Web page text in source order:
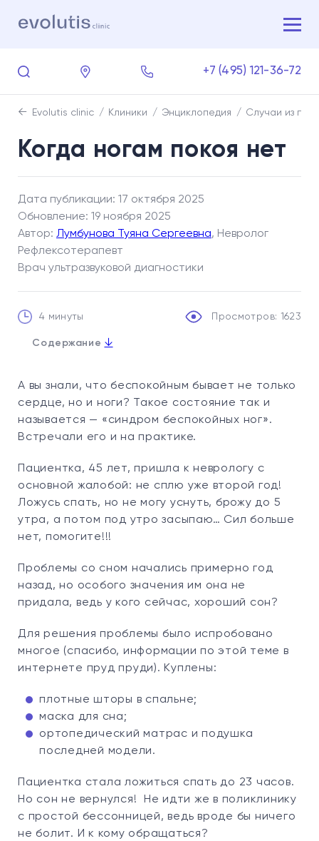
+7 (495) 121-36-72
Evolutis clinic Клиники Энциклопедия Случаи из
Когда ногам покоя нет
Дата публикации: 17 октября 2025
Обновление: 19 ноября 2025
Автор: Лумбунова Туяна Сергеевна, Невролог
Рефлексотерапевт
Врач ультразвуковой диагностики
4 минуты Просмотров: 1623
Содержание ↓
А вы знали, что беспокойным бывает не только
сердце, но и ноги? Такое состояние так и
называется — «синдром беспокойных ног».
Встречали его и на практике.
Пациентка, 45 лет, пришла к неврологу с
основной жалобой: не сплю уже второй год!
Ложусь спать, но не могу уснуть, брожу до 5
утра, а потом под утро засыпаю… Сил больше
нет, помогите!!!
Проблемы со сном начались примерно год
назад, но особого значения им она не
придала, ведь у кого сейчас, хороший сон?
Для решения проблемы было испробовано
многое (спасибо, информации по этой теме в
интернете пруд пруди). Куплены:
плотные шторы в спальне;
маска для сна;
ортопедический матрас и подушка
последней модели.
Пациентка стала ложиться спать до 23 часов.
Но сон не вернулся! Не идти же в поликлинику
с простой бессонницей, ведь вроде бы ничего
не болит. И к кому обращаться?